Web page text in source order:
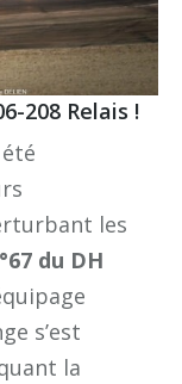
208 Relais !
les
du DH
s’est
la